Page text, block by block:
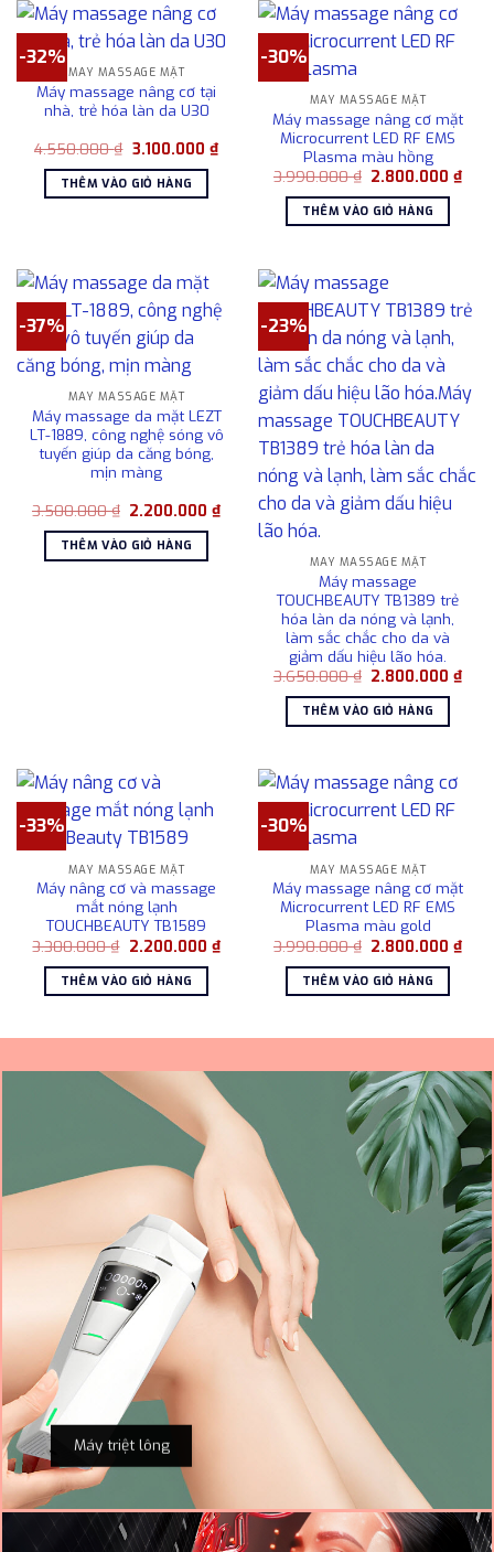
-32%
MÁY MASSAGE MẶT
Máy massage nâng cơ tại
nhà, trẻ hóa làn da U30
4.550.000₫ Giá
là:
4.550.000 ₫.
3.100.000 ₫Giá
hiện
3.100.000 ₫.
THÊM VÀO GIỎ HÀNG
-30%
MÁY MASSAGE MẶT
Máy massage nâng cơ mặt
Microcurrent LED RF EMS
Plasma màu hồng
3.990.000₫ Giá
là:
3.990.000 ₫.
2.800.000₫Giá
hiện
THÊM VÀO GIỎ HÀNG
-37%
MÁY MASSAGE MẶT
Máy massage da mặt LEZT
LT-1889, công nghệ sóng vô
tuyến giúp da căng bóng,
mịn màng
3.500.000₫ Giá
là:
3.500.000 ₫.
2.200.000₫Giá
2.200.000 ₫.
THÊM VÀO GIỎ HÀNG
-23%
MÁY MASSAGE MẶT
Máy massage
TOUCHBEAUTY TB1389 trẻ
hóa làn da nóng và lạnh,
làm sắc chắc cho da và
giảm dấu hiệu lão hóa.
3.650.000₫ Giá
là:
3.650.000 ₫.
2.800.000₫Giá
THÊM VÀO GIỎ HÀNG
-33%
MÁY MASSAGE MẶT
Máy nâng cơ và massage
mắt nóng lạnh
TOUCHBEAUTY TB1589
3.300.000₫ Giá
là:
3.300.000 ₫.
2.200.000 ₫Giá
hiện
2.200.000 ₫.
THÊM VÀO GIỎ HÀNG
-30%
MÁY MASSAGE MẶT
Máy massage nâng cơ mặt
Microcurrent LED RF EMS
Plasma màu gold
3.990.000₫ Giá
là:
3.990.000 ₫.
2.800.000₫Giá
hiện
THÊM VÀO GIỎ HÀNG
Máy triệt lông